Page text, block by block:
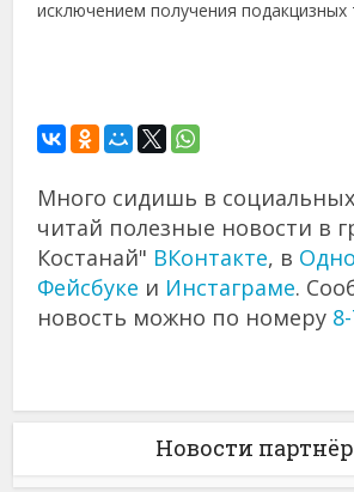
исключением получения подакцизных
Много сидишь в социальных
читай полезные новости в
Костанай" ВКонтакте, в
Фейсбуке и Инстаграме.
новость можно по номеру
Новости